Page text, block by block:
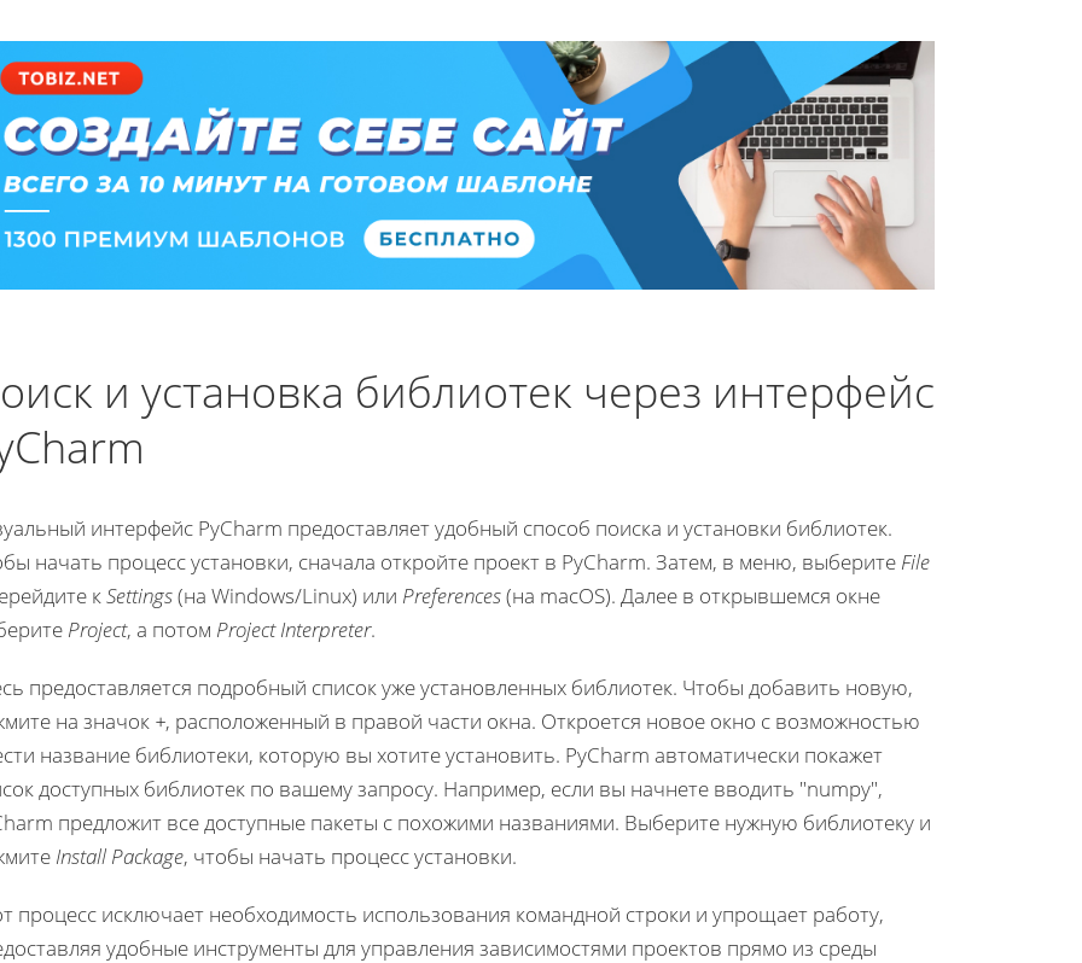
и установка библиотек через интерфейс
интерфейс PyCharm предоставляет удобный способ поиска и установки библиотек.
начать процесс установки, сначала откройте проект в PyCharm. Затем, в меню, выберите File
кSettings(на Windows/Linux) или Preferences(на macOS). Далее в открывшемся окне
Project, а потом Project Interpreter.
предоставляется подробный список уже установленных библиотек. Чтобы добавить новую,
на значок +, расположенный в правой части окна. Откроется новое окно с возможностью
название библиотеки, которую вы хотите установить. PyCharm автоматически покажет
доступных библиотек по вашему запросу. Например, если вы начнете вводить "numpy",
предложит все доступные пакеты с похожими названиями. Выберите нужную библиотеку и
Install Package, чтобы начать процесс установки.
процесс исключает необходимость использования командной строки и упрощает работу,
удобные инструменты для управления зависимостями проектов прямо из среды